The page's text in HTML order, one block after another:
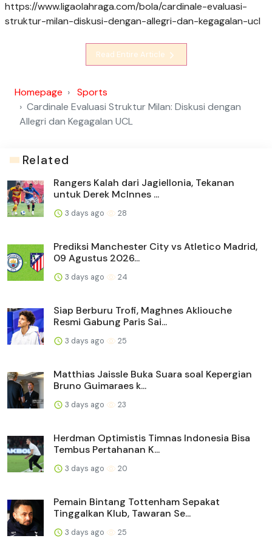
https://www.ligaolahraga.com/bola/cardinale-evaluasi-
struktur-milan-diskusi-dengan-allegri-dan-kegagalan-ucl
Read Entire Article
Homepage
Sports
Cardinale Evaluasi Struktur Milan: Diskusi dengan
Allegri dan Kegagalan UCL
Related
Rangers Kalah dari Jagiellonia, Tekanan
untuk Derek McInnes ...
3 days ago 28
Prediksi Manchester City vs Atletico Madrid,
09 Agustus 2026...
3 days ago 24
Siap Berburu Trofi, Maghnes Akliouche
Resmi Gabung Paris Sai...
3 days ago 25
Matthias Jaissle Buka Suara soal Kepergian
Bruno Guimaraes k...
3 days ago 23
Herdman Optimistis Timnas Indonesia Bisa
Tembus Pertahanan K...
3 days ago 20
Pemain Bintang Tottenham Sepakat
Tinggalkan Klub, Tawaran Se...
3 days ago 25